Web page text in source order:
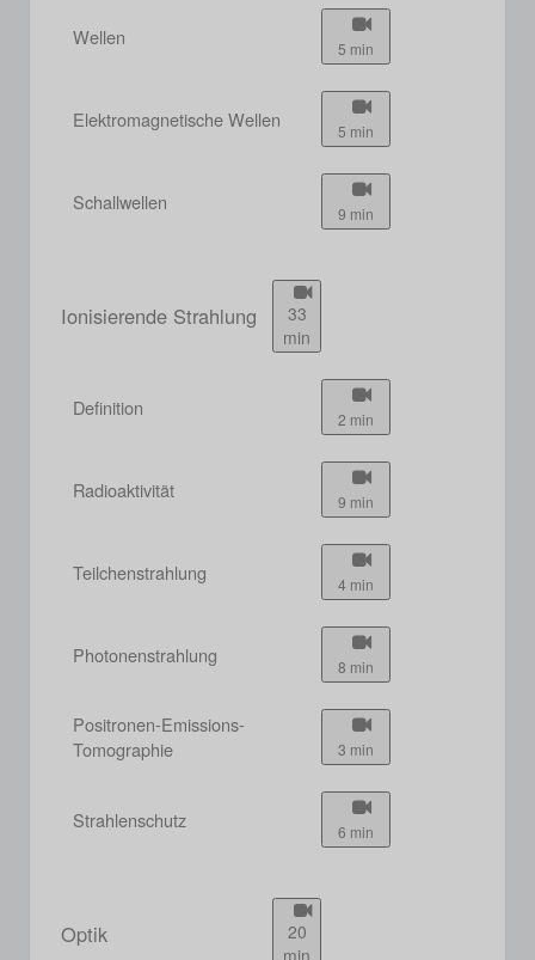
Wellen 5 min
Elektromagnetische Wellen 5 min
Schallwellen 9 min
Ionisierende Strahlung
33
min
Definition 2 min
Radioaktivität 9 min
Teilchenstrahlung 4 min
Photonenstrahlung 8 min
Positronen-Emissions-
Tomographie
3 min
Strahlenschutz 6 min
Optik
20
min